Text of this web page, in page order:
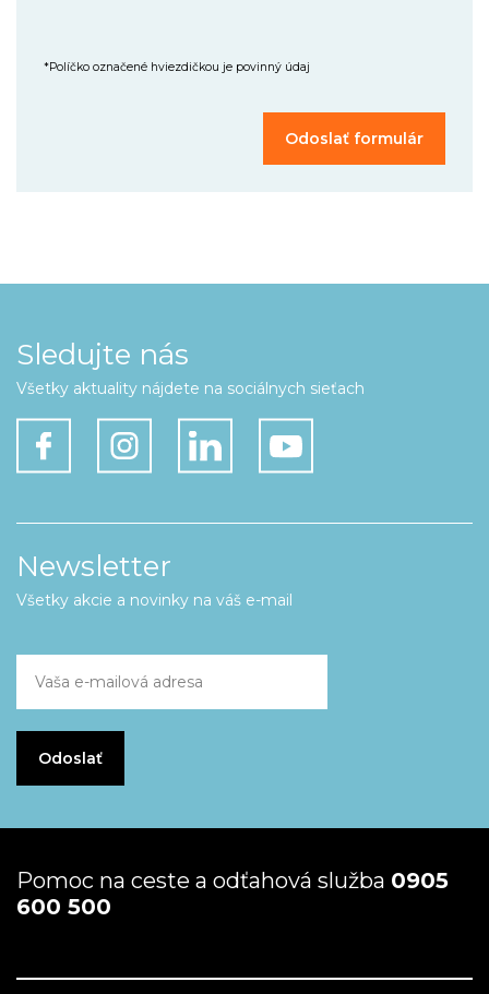
*Políčko označené hviezdičkou je povinný údaj
Sledujte nás
Všetky aktuality nájdete na sociálnych sieťach
Newsletter
Všetky akcie a novinky na váš e-mail
Pomoc na ceste a odťahová služba 0905
600 500